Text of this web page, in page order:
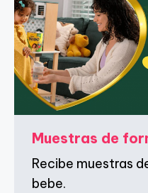
s
c
u
n
Muestras de
Recibe muestras
bebe.